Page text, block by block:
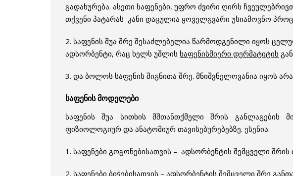
გადახურება. ასეთი საფენები, უფრო ძვირი ღირს
თქვენი პატარას კანი დაცულია ყოველგვარი უსიამოვნო
2. საფენის შუა შრე შესაძლებელია წარმოდგენილი იყოს
ადსორბენტი, რაც ხელს უშლის საფენისმიერი დერმატიტის
3. და ბოლოს საფენის შიგნითა შრე. მნიშვნელოვანია იყოს
საფენის მოდელები
საფენის შუა სითხის მშთანთქმელი შრის განლაგების
ფიზიოლოგიურ და ანატომიურ თავისებურებებზე. ესენია:
1. საფენები გოგონებისათვის – ადსორბენტის შემცველი
2. საფენები ბიჭებისათვის – ადსორბენტის შემცველი შრე